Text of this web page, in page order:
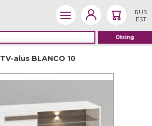
RUS
EST
TV-alus BLANCO 10